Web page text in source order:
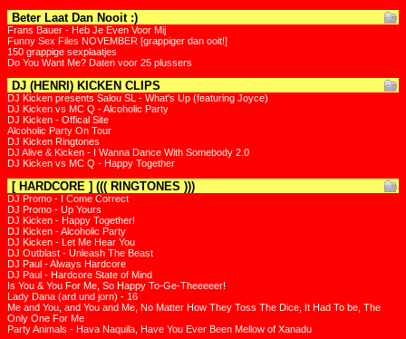
Beter Laat Dan Nooit :)
Frans Bauer - Heb Je Even Voor Mij
Funny Sex Files NOVEMBER [grappiger dan ooit!]
150 grappige sexplaatjes
Do You Want Me? Daten voor 25 plussers
DJ (HENRI) KICKEN CLIPS
DJ Kicken presents Salou SL - What's Up (featuring Joyce)
DJ Kicken vs MC Q - Alcoholic Party
DJ Kicken - Offical Site
Alcoholic Party On Tour
DJ Kicken Ringtones
DJ Alive & Kicken - I Wanna Dance With Somebody 2.0
DJ Kicken vs MC Q - Happy Together
[ HARDCORE ] ((( RINGTONES )))
DJ Promo - I Come Correct
DJ Promo - Up Yours
DJ Kicken - Happy Together!
DJ Kicken - Alcoholic Party
DJ Kicken - Let Me Hear You
DJ Outblast - Unleash The Beast
DJ Paul - Always Hardcore
DJ Paul - Hardcore State of Mind
Is You & You For Me, So Happy To-Ge-Theeeeer!
Lady Dana (ard und jorn) - 16
Me and You, and You and Me, No Matter How They Toss The Dice, It Had To be, The
Only One For Me
Party Animals - Hava Naquila, Have You Ever Been Mellow of Xanadu